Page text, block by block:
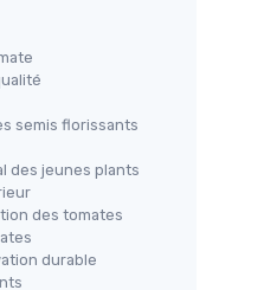
semis florissants
des jeunes plants
des tomates
durable